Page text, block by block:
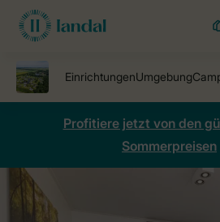
Profitiere jetzt von den
Sommerpreisen